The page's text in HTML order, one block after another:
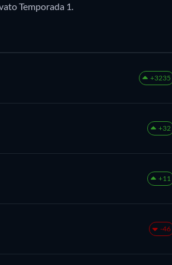
Temporada 1.
+3235
+32
+11
-46